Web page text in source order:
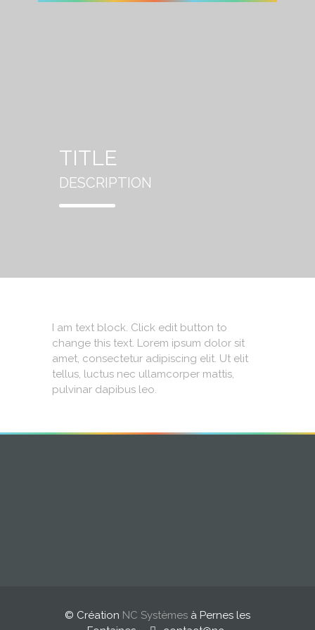
TITLE
DESCRIPTION
I am text block. Click edit button to
change this text. Lorem ipsum dolor sit
amet, consectetur adipiscing elit. Ut elit
tellus, luctus nec ullamcorper mattis,
pulvinar dapibus leo.
© Création NC Systèmes à Pernes les